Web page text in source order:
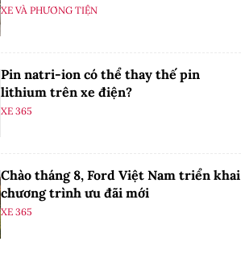
XE VÀ PHƯƠNG TIỆN
Pin natri-ion có thể thay thế pin
lithium trên xe điện?
XE 365
Chào tháng 8, Ford Việt Nam triển khai
chương trình ưu đãi mới
XE 365